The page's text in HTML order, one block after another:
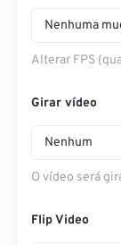
Nenhuma
Alterar FPS
Girar vídeo
Nenhum
O vídeo será
Flip Video